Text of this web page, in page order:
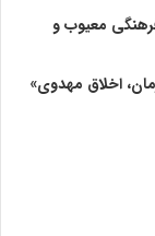
معیوب و
اخلاق مهدوی»